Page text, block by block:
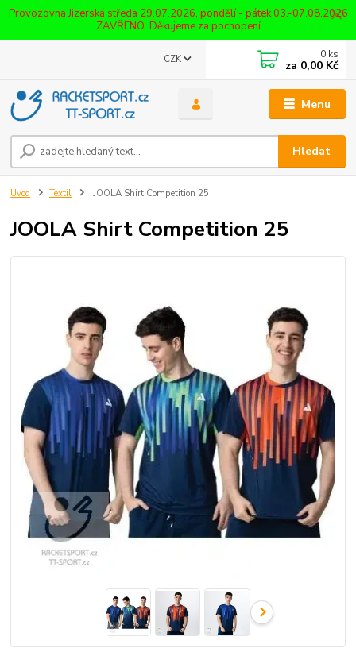
Provozovna Jizerská středa 29.07.2026, pondělí - pátek 03.-07.08.2026
ZAVŘENO. Děkujeme za pochopení
Menu
CZK
Hledat
0 ks
za 0,00 Kč
Úvod Textil JOOLA Shirt Competition 25
JOOLA Shirt Competition 25